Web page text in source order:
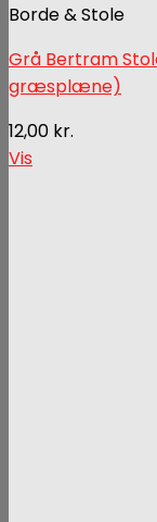
Borde & Stole
Grå Bertram
græsplæne)
12,00 kr.
Vis